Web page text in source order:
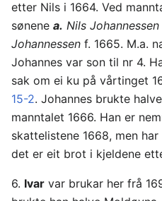
etter Nils i 1664. Ved
sønene a. Nils Johannessen
Johannessen f. 1665. M.a.
Johannes var son til nr 4.
sak om ei ku på vårtinget
15-2. Johannes brukte
manntalet 1666. Han er
skattelistene 1668, men
det er eit brot i kjeldene
6. Ivar var brukar her frå